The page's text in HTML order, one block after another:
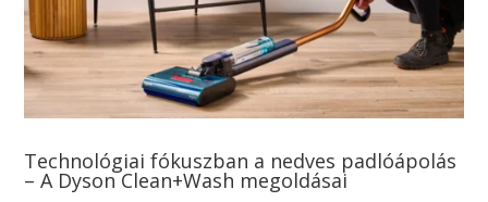
Technológiai fókuszban a nedves padlóápolás
– A Dyson Clean+Wash megoldásai